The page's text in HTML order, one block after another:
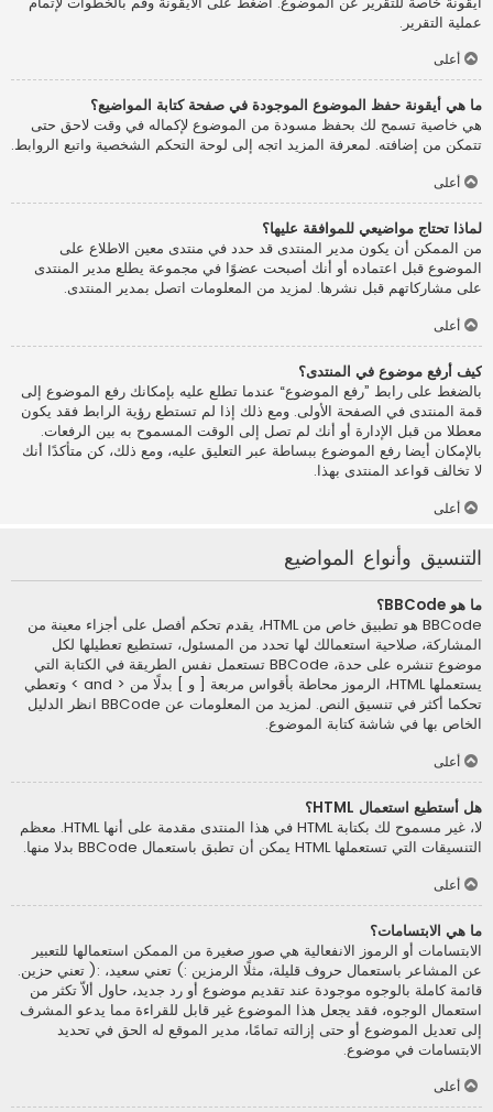
عملية التقرير.
أعلى
ما هي أيقونة حفظ الموضوع الموجودة في صفحة كتابة المواضيع؟
هي خاصية تسمح لك بحفظ مسودة من الموضوع لإكماله في وقت لاحق حتى
تتمكن من إضافته. لمعرفة المزيد اتجه إلى لوحة التحكم الشخصية واتبع الروابط.
أعلى
لماذا تحتاج مواضيعي للموافقة عليها؟
من الممكن أن يكون مدير المنتدى قد حدد في منتدى معين الاطلاع على
الموضوع قبل اعتماده أو أنك أصبحت عضوًا في مجموعة يطلع مدير المنتدى
على مشاركاتهم قبل نشرها. لمزيد من المعلومات اتصل بمدير المنتدى.
أعلى
كيف أرفع موضوع في المنتدى؟
بالضغط على رابط ”رفع الموضوع“ عندما تطلع عليه بإمكانك رفع الموضوع إلى
قمة المنتدى في الصفحة الأولى. ومع ذلك إذا لم تستطع رؤية الرابط فقد يكون
معطلا من قبل الإدارة أو أنك لم تصل إلى الوقت المسموح به بين الرفعات.
بالإمكان أيضا رفع الموضوع ببساطة عبر التعليق عليه، ومع ذلك، كن متأكدًا أنك
لا تخالف قواعد المنتدى بهذا.
أعلى
التنسيق وأنواع المواضيع
ما هو BBCode؟
BBCode هو تطبيق خاص من HTML، يقدم تحكم أفصل على أجزاء معينة من
المشاركة، صلاحية استعمالك لها تحدد من المسئول، تستطيع تعطيلها لكل
موضوع تنشره على حدة، BBCode تستعمل نفس الطريقة في الكتابة التي
يستعملها HTML، الرموز محاطة بأقواس مربعة [ و ] بدلًا من < and > وتعطي
تحكما أكثر في تنسيق النص. لمزيد من المعلومات عن BBCode انظر الدليل
الخاص بها في شاشة كتابة الموضوع.
أعلى
هل أستطيع استعمال HTML؟
لا، غير مسموح لك بكتابة HTML في هذا المنتدى مقدمة على أنها HTML. معظم
التنسيقات التي تستعملها HTML يمكن أن تطبق باستعمال BBCode بدلا منها.
أعلى
ما هي الابتسامات؟
الابتسامات أو الرموز الانفعالية هي صور صغيرة من الممكن استعمالها للتعبير
عن المشاعر باستعمال حروف قليلة، مثلًا الرمزين :) تعني سعيد، :( تعني حزين.
قائمة كاملة بالوجوه موجودة عند تقديم موضوع أو رد جديد، حاول ألاّ تكثر من
استعمال الوجوه، فقد يجعل هذا الموضوع غير قابل للقراءة مما يدعو المشرف
إلى تعديل الموضوع أو حتى إزالته تمامًا، مدير الموقع له الحق في تحديد
الابتسامات في موضوع.
أعلى